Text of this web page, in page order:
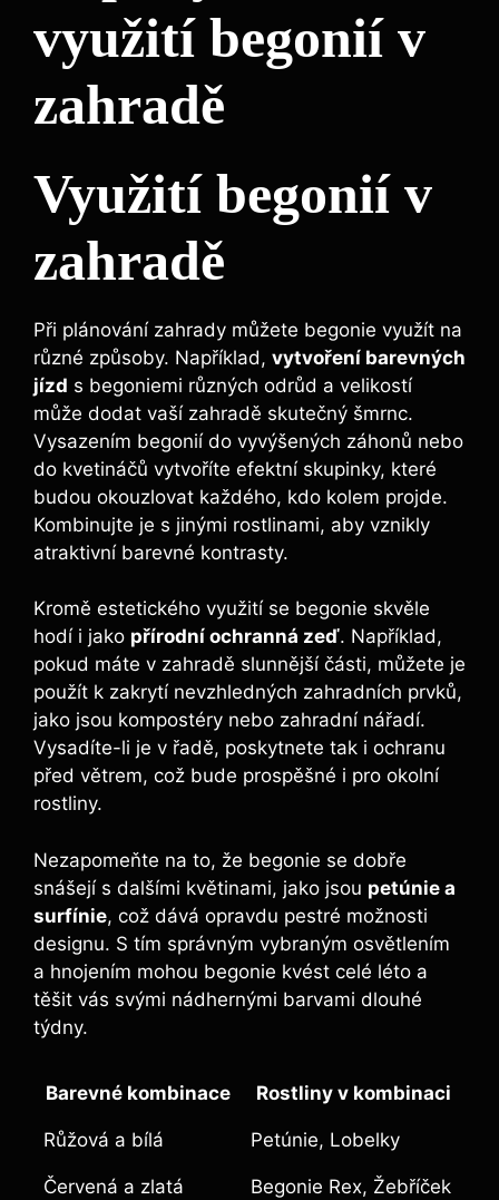
využití begonií v
zahradě
Využití begonií v
zahradě
Při plánování zahrady můžete begonie využít na
různé způsoby. Například, vytvoření barevných
jízd s begoniemi různých odrůd a velikostí
může dodat vaší zahradě skutečný šmrnc.
Vysazením begonií do vyvýšených záhonů nebo
do kvetináčů vytvoříte efektní skupinky, které
budou okouzlovat každého, kdo kolem projde.
Kombinujte je s jinými rostlinami, aby vznikly
atraktivní barevné kontrasty.
Kromě estetického využití se begonie skvěle
hodí i jako přírodní ochranná zeď. Například,
pokud máte v zahradě slunnější části, můžete je
použít k zakrytí nevzhledných zahradních prvků,
jako jsou kompostéry nebo zahradní nářadí.
Vysadíte-li je v řadě, poskytnete tak i ochranu
před větrem, což bude prospěšné i pro okolní
rostliny.
Nezapomeňte na to, že begonie se dobře
snášejí s dalšími květinami, jako jsou petúnie a
surfínie, což dává opravdu pestré možnosti
designu. S tím správným vybraným osvětlením
a hnojením mohou begonie kvést celé léto a
těšit vás svými nádhernými barvami dlouhé
týdny.
Barevné kombinace Rostliny v kombinaci
Růžová a bílá Petúnie, Lobelky
Červená a zlatá Begonie Rex, Žebříček